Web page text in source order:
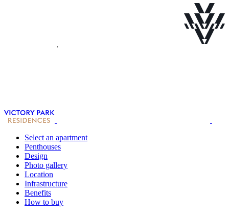
Select an apartment
Penthouses
Design
Photo gallery
Location
Infrastructure
Benefits
How to buy